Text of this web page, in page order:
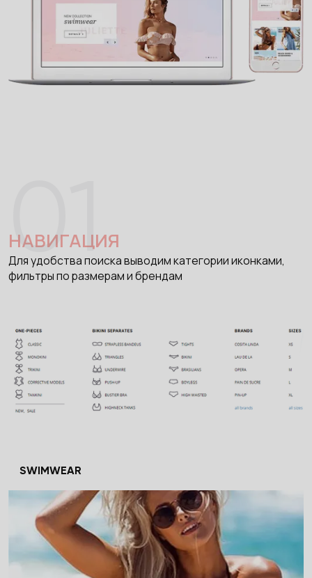
01
НАВИГАЦИЯ
Для удобства поиска выводим категории иконками,
фильтры по размерам и брендам
SWIMWEAR